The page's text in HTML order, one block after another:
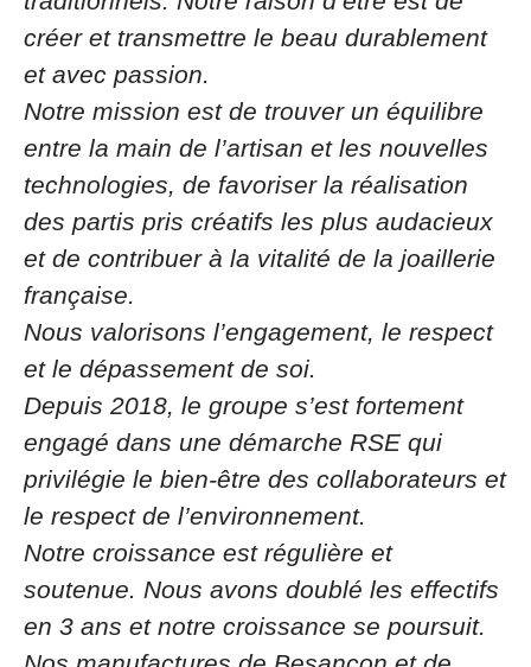
créer et transmettre le beau durablement
et avec passion.
Notre mission est de trouver un équilibre
entre la main de l’artisan et les nouvelles
technologies, de favoriser la réalisation
des partis pris créatifs les plus audacieux
et de contribuer à la vitalité de la joaillerie
française.
Nous valorisons l’engagement, le respect
et le dépassement de soi.
Depuis 2018, le groupe s’est fortement
engagé dans une démarche RSE qui
privilégie le bien-être des collaborateurs et
le respect de l’environnement.
Notre croissance est régulière et
soutenue. Nous avons doublé les effectifs
en 3 ans et notre croissance se poursuit.